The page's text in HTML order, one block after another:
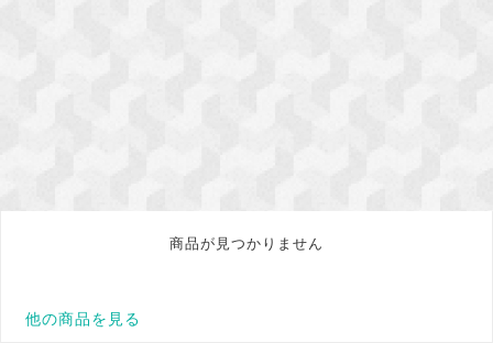
商品が見つかりません
他の商品を見る